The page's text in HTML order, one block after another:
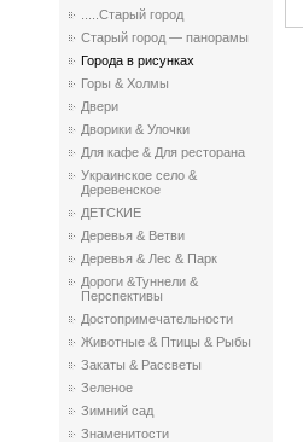
.....Старый город
Старый город — панорамы
Города в рисунках
Горы & Холмы
Двери
Дворики & Улочки
Для кафе & Для ресторана
Украинское село &
Деревенское
ДЕТСКИЕ
Деревья & Ветви
Деревья & Лес & Парк
Дороги &Туннели &
Перспективы
Достопримечательности
Животные & Птицы & Рыбы
Закаты & Рассветы
Зеленое
Зимний сад
Знаменитости